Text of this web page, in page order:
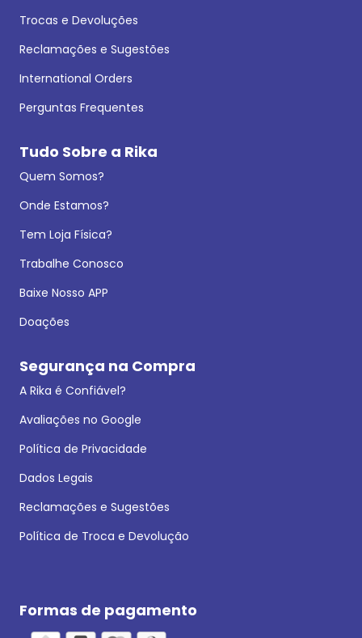
Trocas e Devoluções
Reclamações e Sugestões
International Orders
Perguntas Frequentes
Tudo Sobre a Rika
Quem Somos?
Onde Estamos?
Tem Loja Física?
Trabalhe Conosco
Baixe Nosso APP
Doações
Segurança na Compra
A Rika é Confiável?
Avaliações no Google
Política de Privacidade
Dados Legais
Reclamações e Sugestões
Política de Troca e Devolução
Formas de pagamento